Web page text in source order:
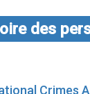
des
Crimes